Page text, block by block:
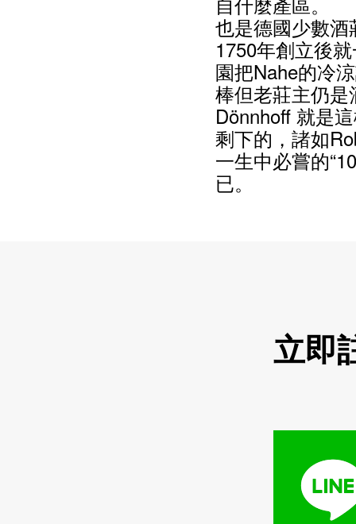
也是德國少數
1750年創立後
園把Nahe的冷
棒但老莊主仍
Dönnhoff 就是
剩下的，諸如
一生中必嘗的
已。
立即